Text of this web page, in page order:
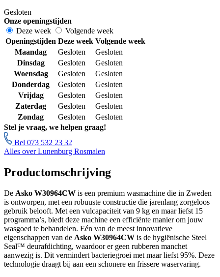
Gesloten
Onze openingstijden
Deze week
Volgende week
Openingstijden Deze week Volgende week
Maandag
Gesloten
Gesloten
Dinsdag
Gesloten
Gesloten
Woensdag
Gesloten
Gesloten
Donderdag
Gesloten
Gesloten
Vrijdag
Gesloten
Gesloten
Zaterdag
Gesloten
Gesloten
Zondag
Gesloten
Gesloten
Stel je vraag, we helpen graag!
Bel 073 532 23 32
Alles over Lunenburg Rosmalen
Productomschrijving
De Asko W30964CW is een premium wasmachine die in Zweden
is ontworpen, met een robuuste constructie die jarenlang zorgeloos
gebruik belooft. Met een vulcapaciteit van 9 kg en maar liefst 15
programma’s, biedt deze machine een efficiënte manier om jouw
wasgoed te behandelen. Eén van de meest innovatieve
eigenschappen van de Asko W30964CW is de hygiënische Steel
Seal™ deurafdichting, waardoor er geen rubberen manchet
aanwezig is. Dit vermindert bacteriegroei met maar liefst 95%. Deze
technologie draagt bij aan een schonere en frissere waservaring.